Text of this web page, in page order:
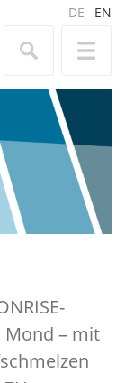
DE EN
Mond – mit